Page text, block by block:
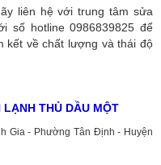
liên hệ với trung tâm sửa
số hotline 0986839825 để
kết về chất lượng và thái độ
THỦ DẦU MỘT
Gia - Phường Tân Định - Huyện